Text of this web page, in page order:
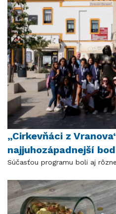
„Cirkevňáci z
najjuhozápadnejší
Súčasťou programu boli aj